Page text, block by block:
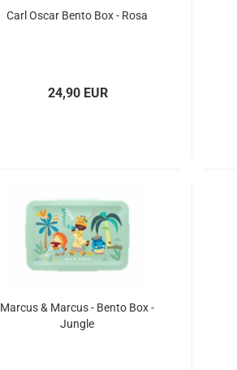
Carl Oscar Bento Box - Rosa
24,90 EUR
Marcus & Marcus - Bento Box -
Jungle